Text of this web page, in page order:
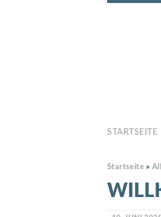
STARTSEITE
Startseite »